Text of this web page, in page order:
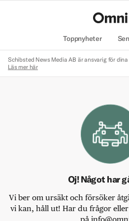
Toppnyheter
Schibsted News Media AB är ansvarig för
Läs mer här
Oj! Något har
Vi ber om ursäkt och försöker
vi kan, håll ut! Har du frågor